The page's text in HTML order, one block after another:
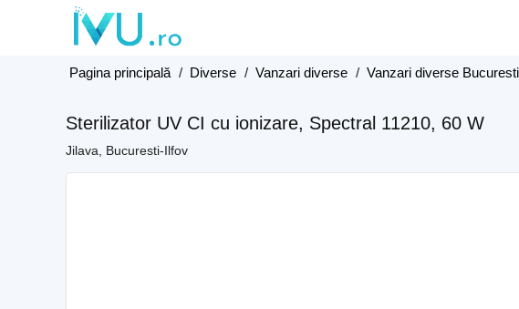
Pagina principală / Diverse / Vanzari diverse / Vanzari diverse
Sterilizator UV CI cu ionizare, Spectral 11210, 60 W
Jilava, Bucuresti-Ilfov